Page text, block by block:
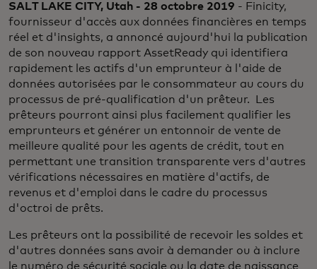
SALT LAKE CITY, Utah - 28 octobre 2019 - Finicity,
fournisseur d'accès aux données financières en temps
réel et d'insights, a annoncé aujourd'hui la publication
de son nouveau rapport AssetReady qui identifiera
rapidement les actifs d'un emprunteur à l'aide de
données autorisées par le consommateur au cours du
processus de pré-qualification d'un prêteur. Les
prêteurs pourront ainsi plus facilement qualifier les
emprunteurs et générer un entonnoir de vente de
meilleure qualité pour les agents de crédit, tout en
permettant une transition transparente vers d'autres
vérifications nécessaires en matière d'actifs, de
revenus et d'emploi dans le cadre du processus
d'octroi de prêts.
Les prêteurs ont la possibilité de recevoir les soldes et
d'autres données sans avoir à demander ou à inclure
le numéro de sécurité sociale ou la date de naissance